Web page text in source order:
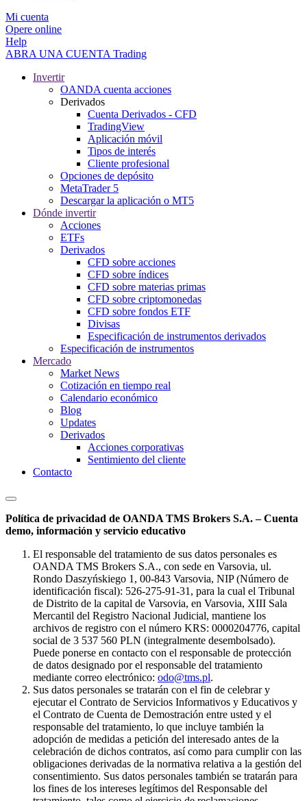
Mi cuenta
Opere online
Help
ABRA UNA CUENTA Trading
Invertir
OANDA cuenta acciones
Derivados
Cuenta Derivados - CFD
TradingView
Aplicación móvil
Tipos de interés
Cliente profesional
Opciones de depósito
MetaTrader 5
Descargar la aplicación o MT5
Dónde invertir
Acciones
ETFs
Derivados
CFD sobre acciones
CFD sobre índices
CFD sobre materias primas
CFD sobre criptomonedas
CFD sobre fondos ETF
Divisas
Especificación de instrumentos derivados
Especificación de instrumentos
Mercado
Market News
Cotización en tiempo real
Calendario económico
Blog
Updates
Derivados
Acciones corporativas
Sentimiento del cliente
Contacto
Política de privacidad de OANDA TMS Brokers S.A. – Cuenta
demo, información y servicio educativo
El responsable del tratamiento de sus datos personales es
OANDA TMS Brokers S.A., con sede en Varsovia, ul.
Rondo Daszyńskiego 1, 00-843 Varsovia, NIP (Número de
identificación fiscal): 526-275-91-31, para la cual el Tribunal
de Distrito de la capital de Varsovia, en Varsovia, XIII Sala
Mercantil del Registro Nacional Judicial, mantiene los
archivos de registro con el número KRS: 0000204776, capital
social de 3 537 560 PLN (integralmente desembolsado).
Puede ponerse en contacto con el responsable de protección
de datos designado por el responsable del tratamiento
mediante correo electrónico: odo@tms.pl.
Sus datos personales se tratarán con el fin de celebrar y
ejecutar el Contrato de Servicios Informativos y Educativos y
el Contrato de Cuenta de Demostración entre usted y el
responsable del tratamiento, lo que incluye también la
adopción de medidas a petición del interesado antes de la
celebración de dichos contratos, así como para cumplir con las
obligaciones derivadas de la normativa relativa a la gestión del
consentimiento. Sus datos personales también se tratarán para
los fines de los intereses legítimos del Responsable del